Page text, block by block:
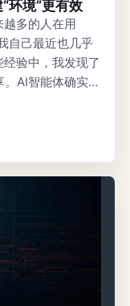
环境”更有效
多的人在用
自己最近也几乎
验中，我发现了
AI智能体确实方
却有点麻烦”的
每次都要自己
次都要重新说